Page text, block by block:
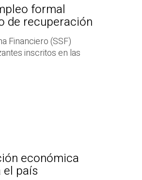
formal
de recuperación
Financiero (SSF)
inscritos en las
económica
país